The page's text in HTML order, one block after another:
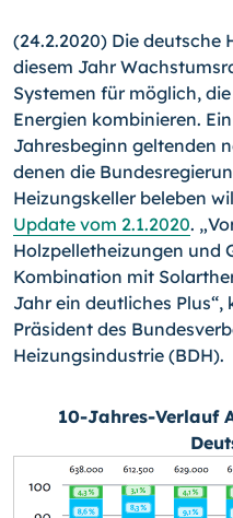
(24.2.2020) Die deutsche
diesem Jahr
Systemen für möglich,
Energien kombinieren.
Jahresbeginn geltenden
denen die
Heizungskeller beleben
Update vom 2.1.2020.
Holzpelletheizungen und
Kombination mit
Jahr ein deutliches
Präsident des
Heizungsindustrie (BDH).
10-Jahres-Verlauf